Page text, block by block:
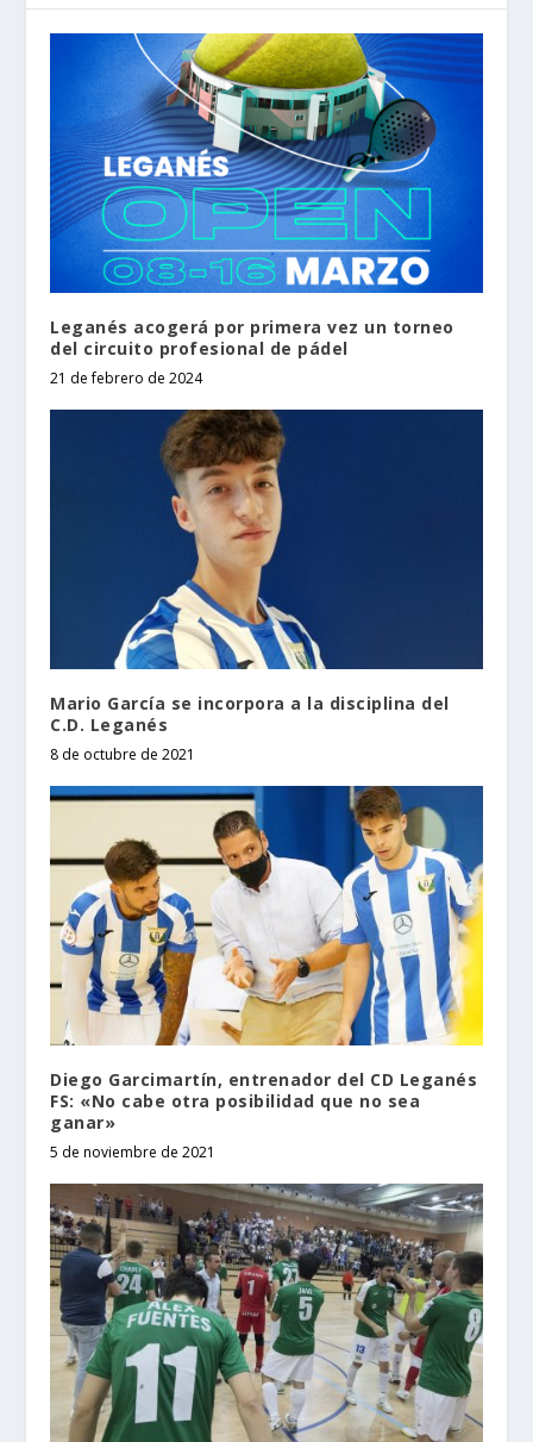
Leganés acogerá por primera vez un torneo
del circuito profesional de pádel
21 de febrero de 2024
Mario García se incorpora a la disciplina del
C.D. Leganés
8 de octubre de 2021
Diego Garcimartín, entrenador del CD Leganés
FS: «No cabe otra posibilidad que no sea
ganar»
5 de noviembre de 2021